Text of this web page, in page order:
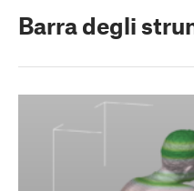
Barra degli